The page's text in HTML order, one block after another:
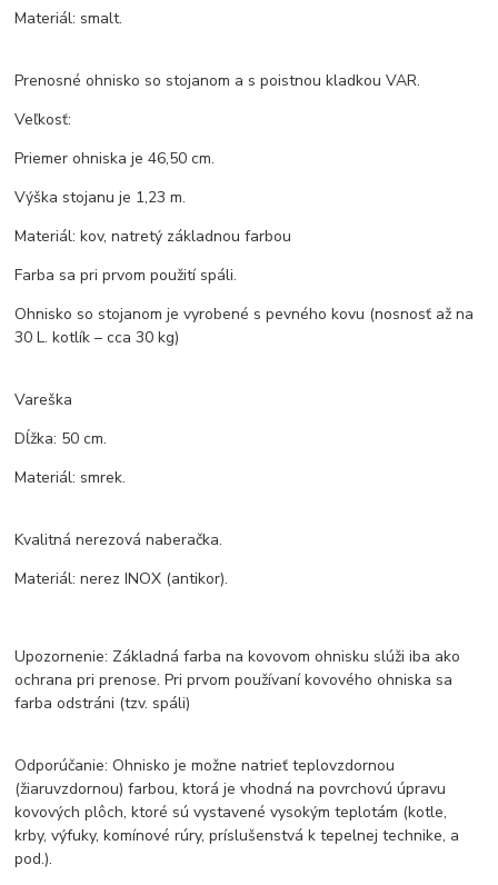
Materiál: smalt.
Prenosné ohnisko so stojanom a s poistnou kladkou VAR.
Veľkosť:
Priemer ohniska je 46,50 cm.
Výška stojanu je 1,23 m.
Materiál: kov, natretý základnou farbou
Farba sa pri prvom použití spáli.
Ohnisko so stojanom je vyrobené s pevného kovu (nosnosť až na
30 L. kotlík – cca 30 kg)
Vareška
Dĺžka: 50 cm.
Materiál: smrek.
Kvalitná nerezová naberačka.
Materiál: nerez INOX (antikor).
Upozornenie: Základná farba na kovovom ohnisku slúži iba ako
ochrana pri prenose. Pri prvom používaní kovového ohniska sa
farba odstráni (tzv. spáli)
Odporúčanie: Ohnisko je možne natrieť teplovzdornou
(žiaruvzdornou) farbou, ktorá je vhodná na povrchovú úpravu
kovových plôch, ktoré sú vystavené vysokým teplotám (kotle,
krby, výfuky, komínové rúry, príslušenstvá k tepelnej technike, a
pod.).